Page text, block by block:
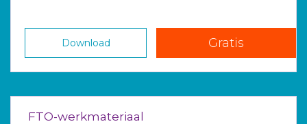
Download Gratis
FTO-werkmateriaal